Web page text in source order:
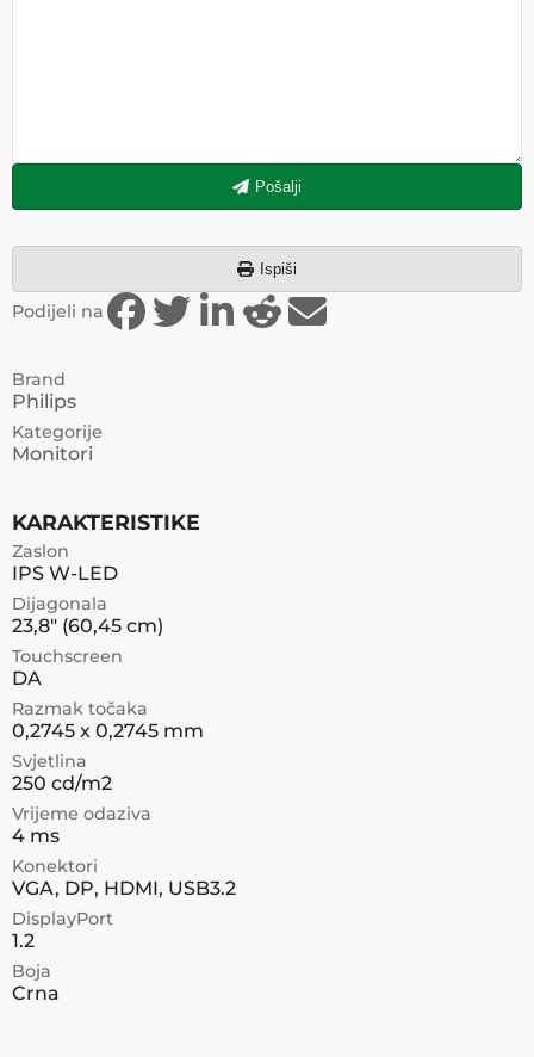
Pošalji
Ispiši
Podijeli na
Brand
Philips
Kategorije
Monitori
KARAKTERISTIKE
Zaslon
IPS W-LED
Dijagonala
23,8" (60,45 cm)
Touchscreen
DA
Razmak točaka
0,2745 x 0,2745 mm
Svjetlina
250 cd/m2
Vrijeme odaziva
4 ms
Konektori
VGA, DP, HDMI, USB3.2
DisplayPort
1.2
Boja
Crna